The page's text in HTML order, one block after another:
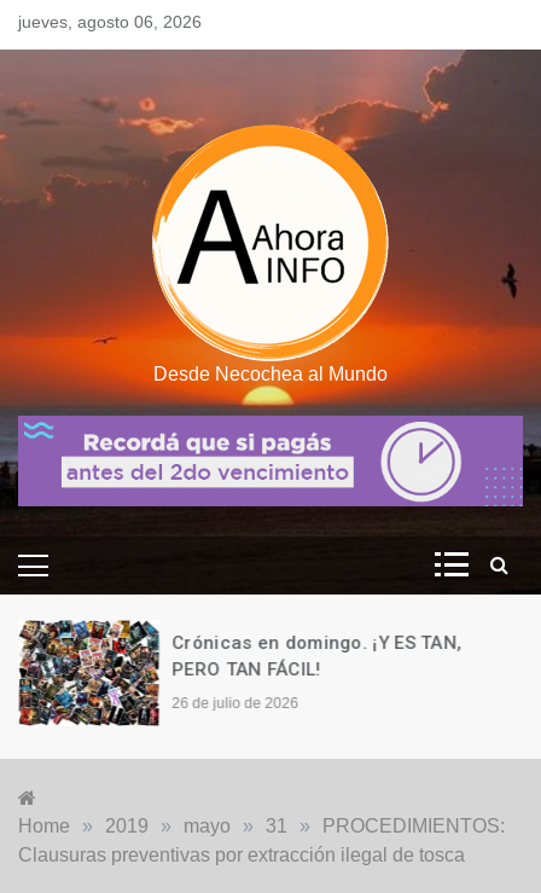
Skipjueves, agosto 06, 2026
Desde Necochea al Mundo
Crónicas en domingo. ¡Y ES TAN,
PERO TAN FÁCIL!
26 de julio de 2026
Home » 2019 » mayo » 31 »
PROCEDIMIENTOS:
Clausuras preventivas por extracción ilegal de tosca